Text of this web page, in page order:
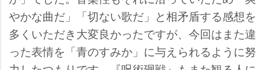
かな曲だ」「切ない歌だ」と相矛盾する感想を
多くいただき大変良かったですが、今回はまた違
った表情を「青のすみか」に与えられるように努